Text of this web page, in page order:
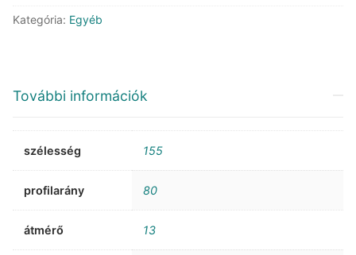
Kategória: Egyéb
További információk
szélesség 155
profilarány 80
átmérő 13